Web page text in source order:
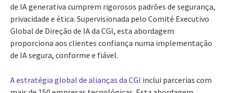
de IA generativa cumprem rigorosos padrões de segurança,
privacidade e ética. Supervisionada pelo Comité Executivo
Global de Direção de IA da CGI, esta abordagem
proporciona aos clientes confiança numa implementação
de IA segura, conforme e fiável.
A estratégia global de alianças da CGI inclui parcerias com